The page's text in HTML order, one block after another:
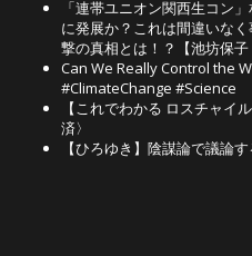
「連帯ユニオン関西生コン
に発展か？これは間違いな
撃の真相とは！？【池坊保子
Can We Really Control the
#ClimateChange #Science
【これでわかる ロスチャイ
済〉
【ひろゆき】陰謀論で議論